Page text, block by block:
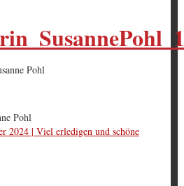
Pohl
Pohl
2024 | Viel erledigen und schöne